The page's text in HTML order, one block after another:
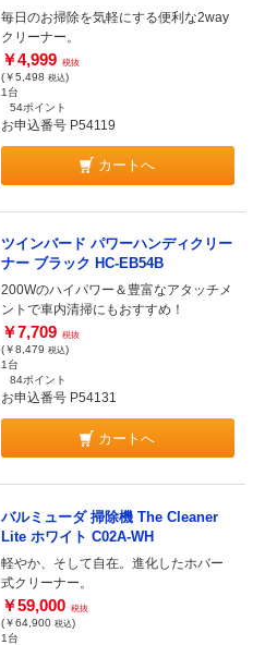
毎日のお掃除を気軽にする便利な2way
クリーナー。
￥4,999 税抜
(￥5,498 税込)
1台
54ポイント
お申込番号 P54119
カートへ
ツインバード パワーハンディクリー
ナー ブラック HC-EB54B
200Wのハイパワー＆豊富なアタッチメ
ントで車内清掃にもおすすめ！
￥7,709 税抜
(￥8,479 税込)
1台
84ポイント
お申込番号 P54131
カートへ
バルミューダ 掃除機 The Cleaner
Lite ホワイト C02A-WH
軽やか、そして自在。進化したホバー
式クリーナー。
￥59,000 税抜
(￥64,900 税込)
1台